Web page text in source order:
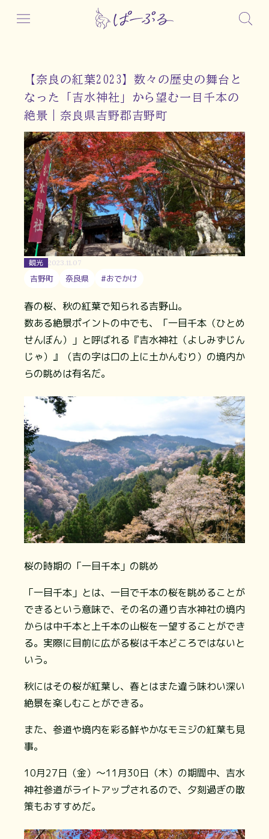
【奈良の紅葉2023】数々の歴史の舞台と
なった「吉水神社」から望む一目千本の
絶景｜奈良県吉野郡吉野町
観光 2023.11.07
吉野町 奈良県 #おでかけ
春の桜、秋の紅葉で知られる吉野山。
数ある絶景ポイントの中でも、「一目千本（ひとめ
せんぼん）」と呼ばれる『吉水神社（よしみずじん
じゃ）』（吉の字は口の上に土かんむり）の境内か
らの眺めは有名だ。
桜の時期の「一目千本」の眺め
「一目千本」とは、一目で千本の桜を眺めることが
できるという意味で、その名の通り吉水神社の境内
からは中千本と上千本の山桜を一望することができ
る。実際に目前に広がる桜は千本どころではないと
いう。
秋にはその桜が紅葉し、春とはまた違う味わい深い
絶景を楽しむことができる。
また、参道や境内を彩る鮮やかなモミジの紅葉も見
事。
10月27日（金）～11月30日（木）の期間中、吉水
神社参道がライトアップされるので、夕刻過ぎの散
策もおすすめだ。